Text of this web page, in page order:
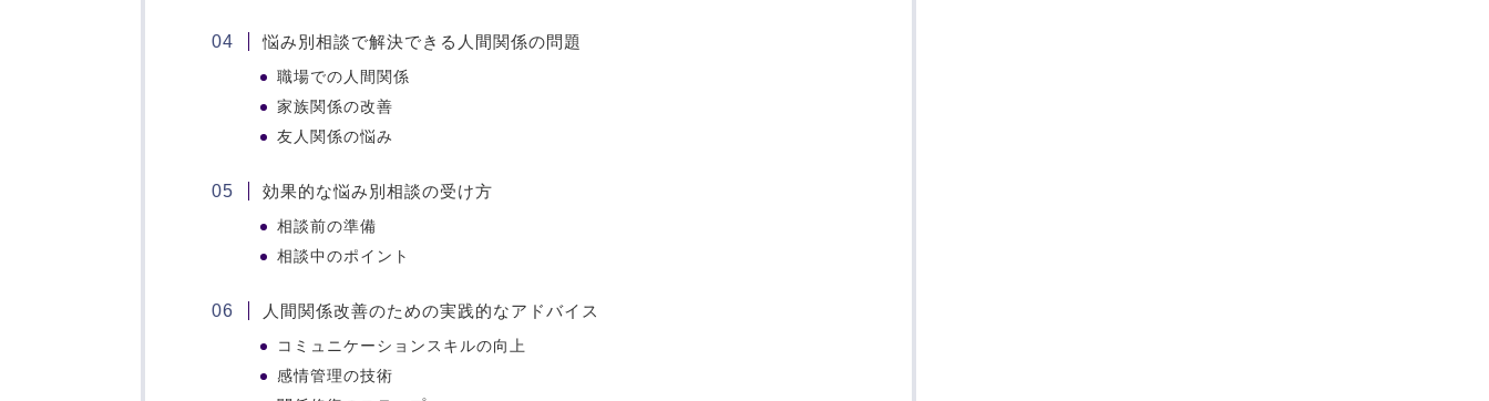
悩み別相談で解決できる人間関係の問題
職場での人間関係
家族関係の改善
友人関係の悩み
効果的な悩み別相談の受け方
相談前の準備
相談中のポイント
人間関係改善のための実践的なアドバイス
コミュニケーションスキルの向上
感情管理の技術